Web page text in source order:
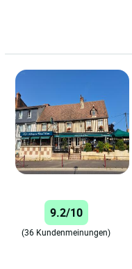
9.2/10
(36 Kundenmeinungen)